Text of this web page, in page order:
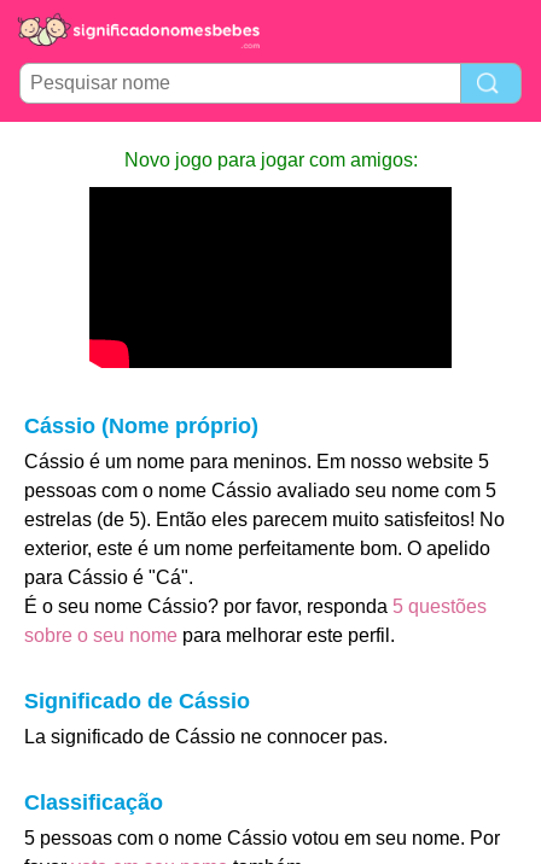
Novo jogo para jogar com amigos:
Cássio (Nome próprio)
Cássio é um nome para meninos. Em nosso website 5
pessoas com o nome Cássio avaliado seu nome com 5
estrelas (de 5). Então eles parecem muito satisfeitos! No
exterior, este é um nome perfeitamente bom. O apelido
para Cássio é "Cá".
É o seu nome Cássio? por favor, responda 5 questões
sobre o seu nome para melhorar este perfil.
Significado de Cássio
La significado de Cássio ne connocer pas.
Classificação
5 pessoas com o nome Cássio votou em seu nome. Por